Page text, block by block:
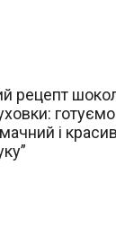
рецепт
готуємо
і